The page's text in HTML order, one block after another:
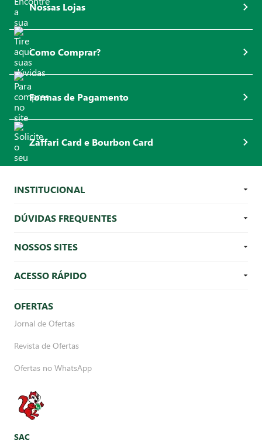
Nossas Lojas
Como Comprar?
Formas de Pagamento
Zaffari Card e Bourbon Card
INSTITUCIONAL
DÚVIDAS FREQUENTES
NOSSOS SITES
ACESSO RÁPIDO
OFERTAS
Jornal de Ofertas
Revista de Ofertas
Ofertas no WhatsApp
SAC